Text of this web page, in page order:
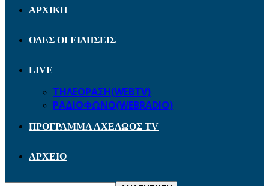
ΑΡΧΙΚΗ
ΟΛΕΣ ΟΙ ΕΙΔΗΣΕΙΣ
LIVE
ΤΗΛΕΟΡΑΣΗ(WEBTV)
ΡΑΔΙΟΦΩΝΟ(WEBRADIO)
ΠΡΟΓΡΑΜΜΑ ΑΧΕΛΩΟΣ TV
ΑΡΧΕΙΟ